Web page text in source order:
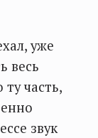
уже
весь
часть,
звук